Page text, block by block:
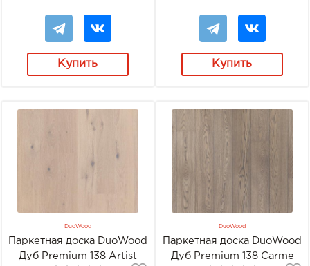
Купить Купить
DuoWood
Паркетная доска DuoWood
Дуб Premium 138 Artist
DuoWood
Паркетная доска DuoWood
Дуб Premium 138 Carme